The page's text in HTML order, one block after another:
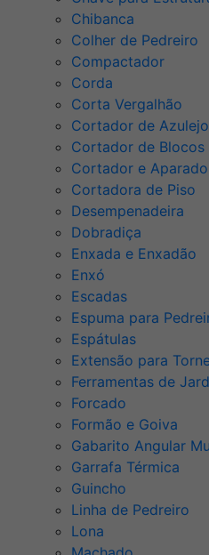
Chibanca
Colher de Pedreiro
Compactador
Corda
Corta Vergalhão
Cortador de Azulejo
Cortador de Blocos
Cortador e
Cortadora de Piso
Desempenadeira
Dobradiça
Enxada e Enxadão
Enxó
Escadas
Espuma para
Espátulas
Extensão para
Ferramentas de
Forcado
Formão e Goiva
Gabarito Angular
Garrafa Térmica
Guincho
Linha de Pedreiro
Lona